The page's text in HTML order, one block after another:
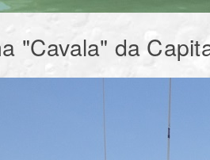
"Cavala" da